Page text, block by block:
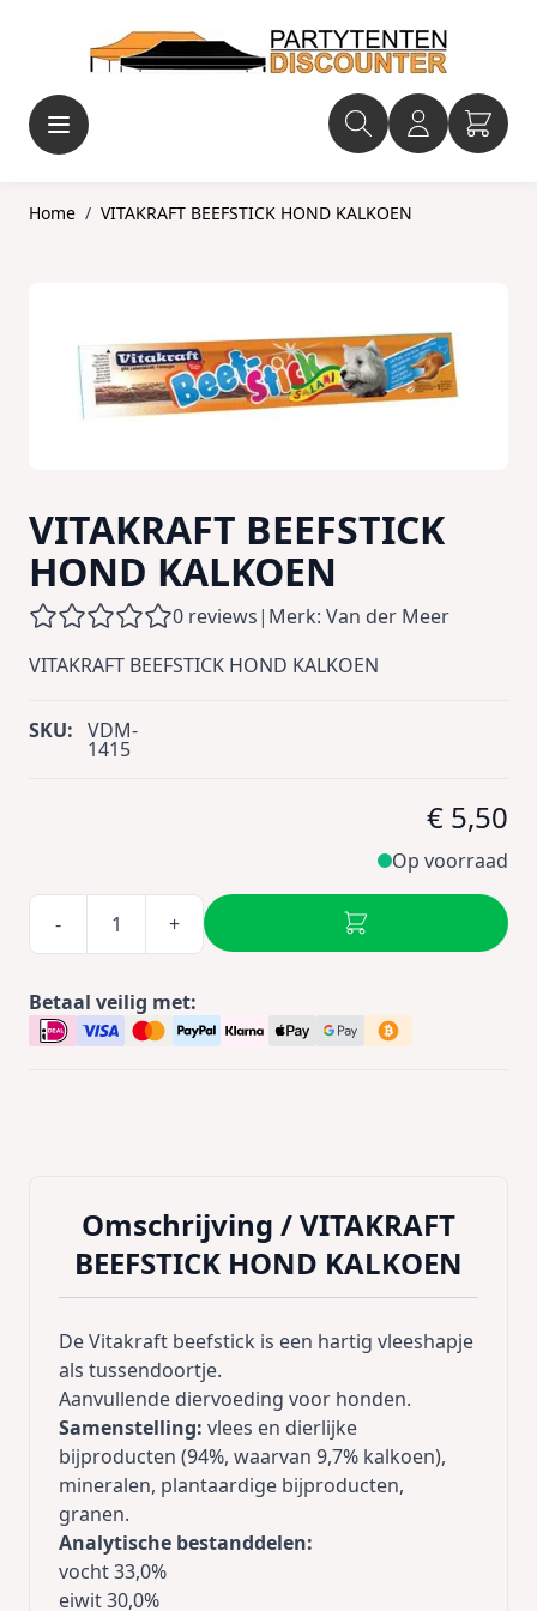
Home / VITAKRAFT BEEFSTICK HOND KALKOEN
VITAKRAFT BEEFSTICK
HOND KALKOEN
0 reviews| Merk: Van der Meer
VITAKRAFT BEEFSTICK HOND KALKOEN
SKU: VDM-
1415
€ 5,50
Op voorraad
- +
Betaal veilig met:
Omschrijving /VITAKRAFT
BEEFSTICK HOND KALKOEN
De Vitakraft beefstick is een hartig vleeshapje
als tussendoortje.
Aanvullende diervoeding voor honden.
Samenstelling: vlees en dierlijke
bijproducten (94%, waarvan 9,7% kalkoen),
mineralen, plantaardige bijproducten,
granen.
Analytische bestanddelen:
vocht 33,0%
eiwit 30,0%